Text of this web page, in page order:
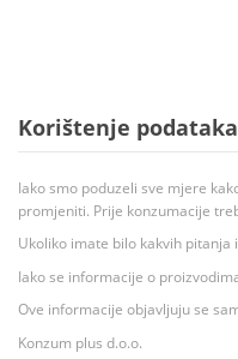
Korištenje
Iako smo poduzeli sve mjere
promjeniti. Prije konzumacije
Ukoliko imate bilo kakvih
Iako se informacije o
Ove informacije objavljuju se
Konzum plus d.o.o.